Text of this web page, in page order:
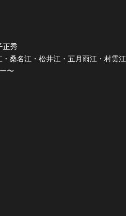
正秀
桑名江・松井江・五月雨江・村雲江
〜